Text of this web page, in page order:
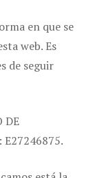
en que se
web. Es
de seguir
DE
E27246875.